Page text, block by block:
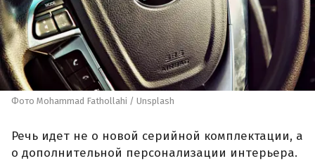
Фото Mohammad Fathollahi / Unsplash
Речь идет не о новой серийной комплектации, а
о дополнительной персонализации интерьера.